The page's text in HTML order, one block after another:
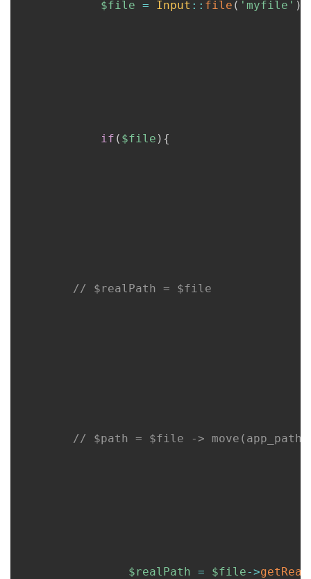
$file = Input :: file ( 'myfile' )
if ( $file ) {
// $realPath = $file
// $path = $file ->
$realPath = $file->